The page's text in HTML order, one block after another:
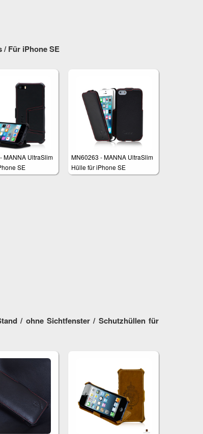
/ Für iPhone SE
MANNA UltraSlim
SE
MN60263 - MANNA UltraSlim
Hülle für iPhone SE
/ ohne Sichtfenster / Schutzhüllen für